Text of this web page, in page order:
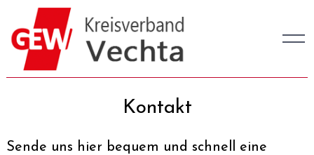
content
Kontakt
Sende uns hier bequem und schnell eine